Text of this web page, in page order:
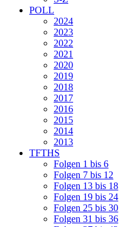
POLL
2024
2023
2022
2021
2020
2019
2018
2017
2016
2015
2014
2013
TFTHS
Folgen 1 bis 6
Folgen 7 bis 12
Folgen 13 bis 18
Folgen 19 bis 24
Folgen 25 bis 30
Folgen 31 bis 36